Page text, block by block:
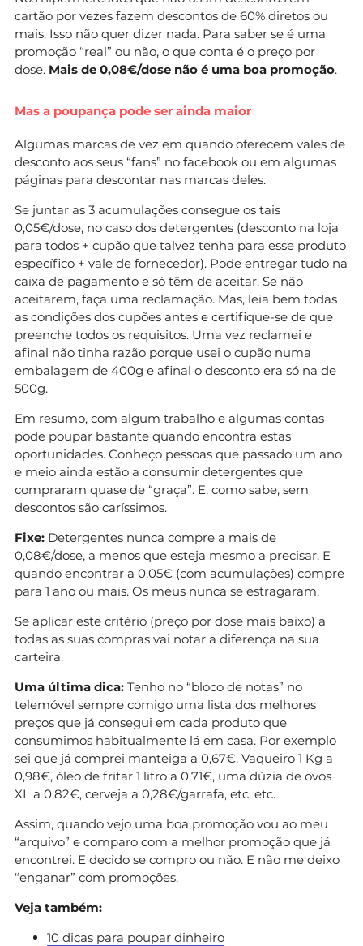
cartão por vezes fazem descontos de 60% diretos ou
mais. Isso não quer dizer nada. Para saber se é uma
promoção “real” ou não, o que conta é o preço por
dose. Mais de 0,08€/dose não é uma boa promoção.
Mas a poupança pode ser ainda maior
Algumas marcas de vez em quando oferecem vales de
desconto aos seus “fans” no facebook ou em algumas
páginas para descontar nas marcas deles.
Se juntar as 3 acumulações consegue os tais
0,05€/dose, no caso dos detergentes (desconto na loja
para todos + cupão que talvez tenha para esse produto
específico + vale de fornecedor). Pode entregar tudo na
caixa de pagamento e só têm de aceitar. Se não
aceitarem, faça uma reclamação. Mas, leia bem todas
as condições dos cupões antes e certifique-se de que
preenche todos os requisitos. Uma vez reclamei e
afinal não tinha razão porque usei o cupão numa
embalagem de 400g e afinal o desconto era só na de
500g.
Em resumo, com algum trabalho e algumas contas
pode poupar bastante quando encontra estas
oportunidades. Conheço pessoas que passado um ano
e meio ainda estão a consumir detergentes que
compraram quase de “graça”. E, como sabe, sem
descontos são caríssimos.
Fixe: Detergentes nunca compre a mais de
0,08€/dose, a menos que esteja mesmo a precisar. E
quando encontrar a 0,05€ (com acumulações) compre
para 1 ano ou mais. Os meus nunca se estragaram.
Se aplicar este critério (preço por dose mais baixo) a
todas as suas compras vai notar a diferença na sua
carteira.
Uma última dica: Tenho no “bloco de notas” no
telemóvel sempre comigo uma lista dos melhores
preços que já consegui em cada produto que
consumimos habitualmente lá em casa. Por exemplo
sei que já comprei manteiga a 0,67€, Vaqueiro 1 Kg a
0,98€, óleo de fritar 1 litro a 0,71€, uma dúzia de ovos
XL a 0,82€, cerveja a 0,28€/garrafa, etc, etc.
Assim, quando vejo uma boa promoção vou ao meu
“arquivo” e comparo com a melhor promoção que já
encontrei. E decido se compro ou não. E não me deixo
“enganar” com promoções.
Veja também:
10 dicas para poupar dinheiro